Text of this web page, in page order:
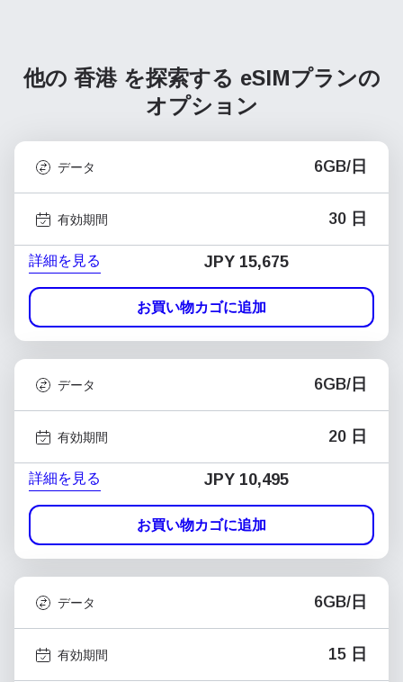
他の 香港 を探索する eSIMプランの
オプション
データ 6GB/日
有効期間 30 日
詳細を見る JPY 15,675
お買い物カゴに追加
データ 6GB/日
有効期間 20 日
詳細を見る JPY 10,495
お買い物カゴに追加
データ 6GB/日
有効期間 15 日